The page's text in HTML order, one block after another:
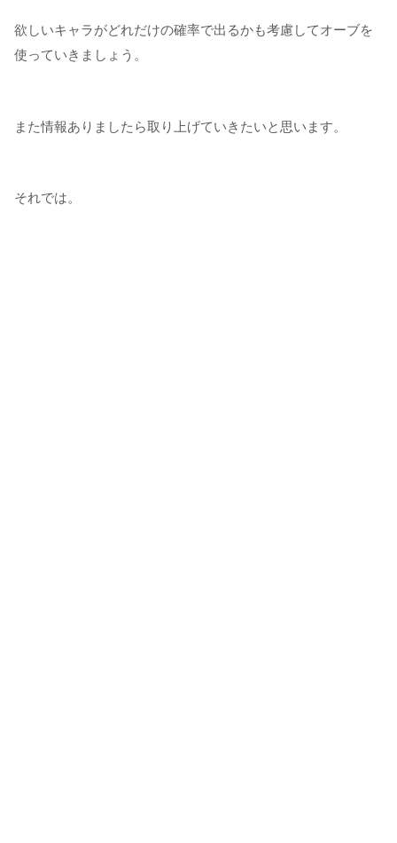
欲しいキャラがどれだけの確率で出るかも考慮してオーブを
使っていきましょう。
また情報ありましたら取り上げていきたいと思います。
それでは。